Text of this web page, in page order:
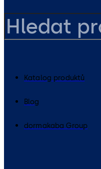
Katalog produktů
Blog
dormakaba Group